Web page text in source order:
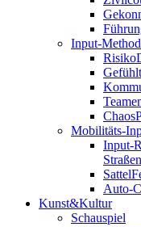
Input-
Mobilitäts-
Input-
Auto-
Kunst&Kultur
Schauspiel